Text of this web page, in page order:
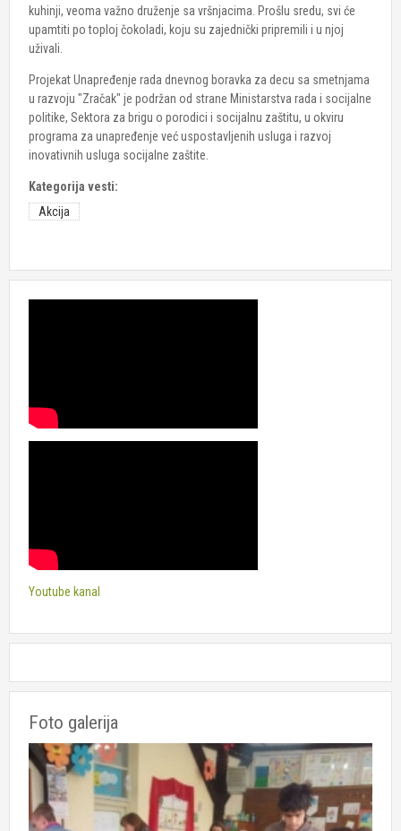
kuhinji, veoma važno druženje sa vršnjacima. Prošlu sredu, svi će
upamtiti po toploj čokoladi, koju su zajednički pripremili i u njoj
uživali.
Projekat Unapređenje rada dnevnog boravka za decu sa smetnjama
u razvoju "Zračak" je podržan od strane Ministarstva rada i socijalne
politike, Sektora za brigu o porodici i socijalnu zaštitu, u okviru
programa za unapređenje već uspostavljenih usluga i razvoj
inovativnih usluga socijalne zaštite.
Kategorija vesti:
Akcija
Youtube kanal
Foto galerija